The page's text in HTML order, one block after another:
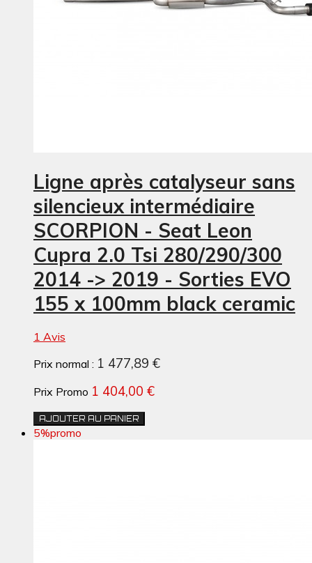
Ligne après catalyseur sans
silencieux intermédiaire
SCORPION - Seat Leon
Cupra 2.0 Tsi 280/290/300
2014 -> 2019 - Sorties EVO
155 x 100mm black ceramic
1 Avis
Prix normal : 1 477,89 €
Prix Promo 1 404,00 €
AJOUTER AU PANIER
5%promo